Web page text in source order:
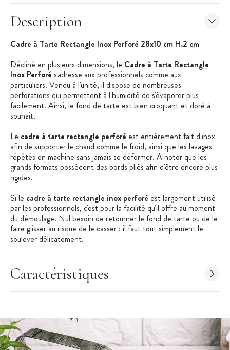
Description
Cadre à Tarte Rectangle Inox Perforé 28x10 cm H.2 cm
Décliné en plusieurs dimensions, le Cadre à Tarte Rectangle
Inox Perforé s'adresse aux professionnels comme aux
particuliers. Vendu à l'unité, il dispose de nombreuses
perforations qui permettent à l'humidité de s'évaporer plus
facilement. Ainsi, le fond de tarte est bien croquant et doré à
souhait.
Le cadre à tarte rectangle perforé est entièrement fait d'inox
afin de supporter le chaud comme le froid, ainsi que les lavages
répétés en machine sans jamais se déformer. A noter que les
grands formats possèdent des bords pliés afin d'être encore plus
rigides.
Si le cadre à tarte rectangle inox perforé est largement utilisé
par les professionnels, c'est pour la facilité qu'il offre au moment
du démoulage. Nul besoin de retourner le fond de tarte ou de le
faire glisser au risque de le casser : il faut tout simplement le
soulever délicatement.
Les + produits :
Démoulage facilité
Cuisson et coloration homogènes
Caractéristiques du Cadre à Tarte
Forme : rectangle
Caractéristiques